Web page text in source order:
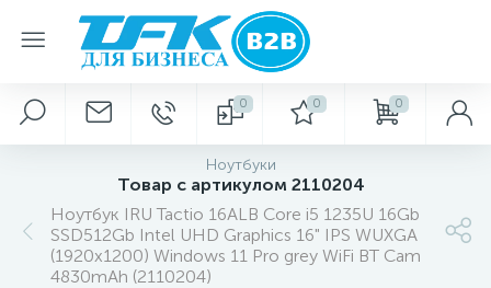
0 0 0
Ноутбуки
Товар с артикулом 2110204
Ноутбук IRU Tactio 16ALB Core i5 1235U 16Gb
SSD512Gb Intel UHD Graphics 16" IPS WUXGA
(1920x1200) Windows 11 Pro grey WiFi BT Cam
4830mAh (2110204)